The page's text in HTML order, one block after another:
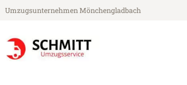
Umzugsunternehmen Mönchengladbach